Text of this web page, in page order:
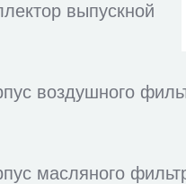
выпускной
воздушного
масляного